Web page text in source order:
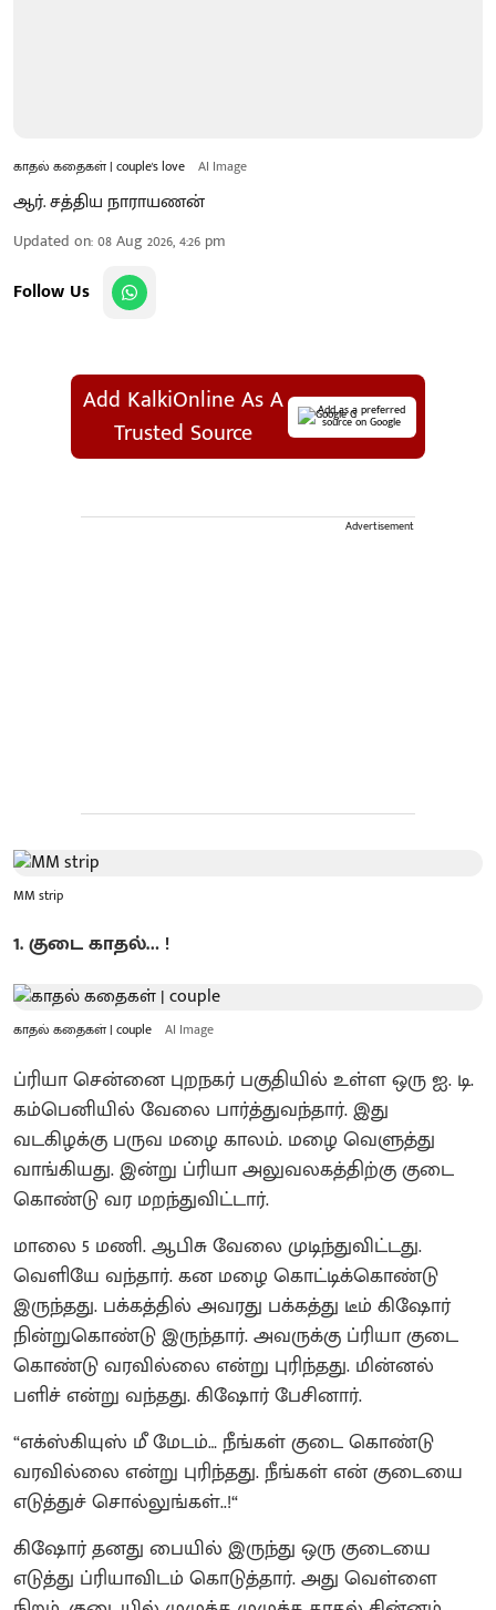
காதல் கதைகள் | couple's love AI Image
ஆர். சத்திய நாராயணன்
Updated on:08 Aug 2026, 4:26 pm
Follow Us
Add KalkiOnline As A
Trusted Source
Add as a preferred
source on Google
Advertisement
MM strip
1. குடை காதல்… !
காதல் கதைகள் | couple AI Image
ப்ரியா சென்னை புறநகர் பகுதியில் உள்ள ஒரு ஐ. டி.
கம்பெனியில் வேலை பார்த்துவந்தார். இது
வடகிழக்கு பருவ மழை காலம். மழை வெளுத்து
வாங்கியது. இன்று ப்ரியா அலுவலகத்திற்கு குடை
கொண்டு வர மறந்துவிட்டார்.
மாலை 5 மணி. ஆபிசு வேலை முடிந்துவிட்டது.
வெளியே வந்தார். கன மழை கொட்டிக்கொண்டு
இருந்தது. பக்கத்தில் அவரது பக்கத்து டீம் கிஷோர்
நின்றுகொண்டு இருந்தார். அவருக்கு ப்ரியா குடை
கொண்டு வரவில்லை என்று புரிந்தது. மின்னல்
பளிச் என்று வந்தது. கிஷோர் பேசினார்.
“எக்ஸ்கியுஸ் மீ மேடம்… நீங்கள் குடை கொண்டு
வரவில்லை என்று புரிந்தது. நீங்கள் என் குடையை
எடுத்துச் சொல்லுங்கள்..!“
கிஷோர் தனது பையில் இருந்து ஒரு குடையை
எடுத்து ப்ரியாவிடம் கொடுத்தார். அது வெள்ளை